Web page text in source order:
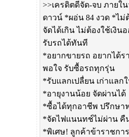
>>เครดิตดีจัด-จบ ภายใ
ดาวน์ *ผอ่น 84 งวด *ไม่
จัดได้เกิน ไม่ต้องใช้เงิน
รับรถได้ทันที
*อยากขายรถ อยากได้
พอใจ รับซื้อรถทุกรุ่น
*รับแลกเปลื่ยน เก่าแลก
*อายุงานน้อย จัดผ่านได้
*ซื้อได้ทุกอาชีพ ปรึกษา
*จัดไฟแนนทช์ไม่ผ่าน คื
*พิเศษ! ลูกค้าข้าราชกา